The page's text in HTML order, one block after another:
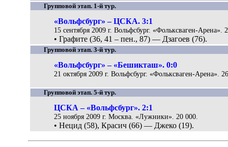
Групповой этап. 1-й тур.
«Вольфсбург» – ЦСКА. 3:1
15 сентября 2009 г. Вольфсбург. «Фольксваген-Арена».
• Графите (36, 41 – пен., 87) — Дзагоев (76).
Групповой этап. 3-й тур.
«Вольфсбург» – «Бешикташ». 0:0
21 октября 2009 г. Вольфсбург. «Фольксваген-Арена».
Групповой этап. 5-й тур.
ЦСКА – «Вольфсбург». 2:1
25 ноября 2009 г. Москва. «Лужники». 20 000.
• Нецид (58), Красич (66) — Джеко (19).